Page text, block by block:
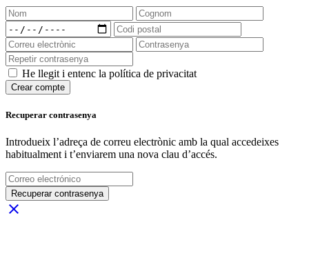
He llegit i entenc la política de privacitat
Crear compte
Recuperar contrasenya
Introdueix l’adreça de correu electrònic amb la qual accedeixes
habitualment i t’enviarem una nova clau d’accés.
Recuperar contrasenya
close